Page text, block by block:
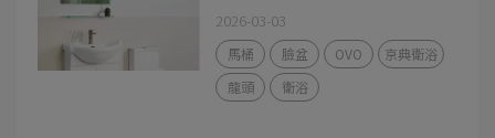
2026-03-03
馬桶 臉盆 OVO
京典衛浴
龍頭
衛浴